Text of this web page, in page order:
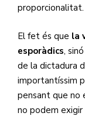
proporcionalitat.
El fet és que la
esporàdics,
de la dictadura
importantíssim
pensant que no
no podem